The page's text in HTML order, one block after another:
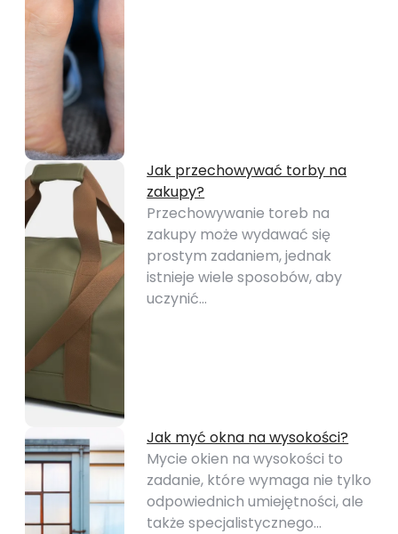
Jak przechowywać torby na
zakupy?
Przechowywanie toreb na
zakupy może wydawać się
prostym zadaniem, jednak
istnieje wiele sposobów, aby
uczynić…
Jak myć okna na wysokości?
Mycie okien na wysokości to
zadanie, które wymaga nie tylko
odpowiednich umiejętności, ale
także specjalistycznego…